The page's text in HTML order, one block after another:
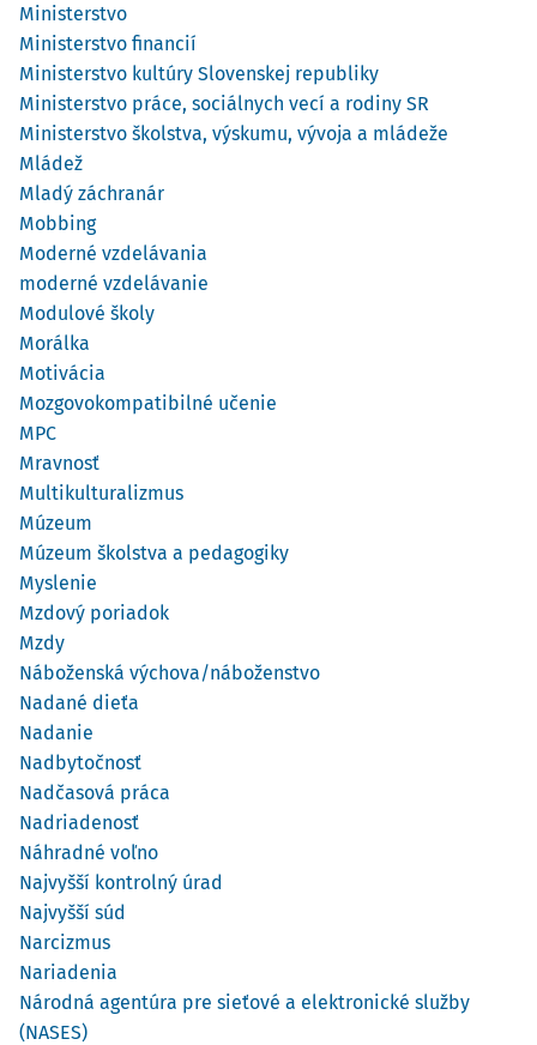
Ministerstvo
Ministerstvo financií
Ministerstvo kultúry Slovenskej republiky
Ministerstvo práce, sociálnych vecí a rodiny SR
Ministerstvo školstva, výskumu, vývoja a mládeže
Mládež
Mladý záchranár
Mobbing
Moderné vzdelávania
moderné vzdelávanie
Modulové školy
Morálka
Motivácia
Mozgovokompatibilné učenie
MPC
Mravnosť
Multikulturalizmus
Múzeum
Múzeum školstva a pedagogiky
Myslenie
Mzdový poriadok
Mzdy
Náboženská výchova/náboženstvo
Nadané dieťa
Nadanie
Nadbytočnosť
Nadčasová práca
Nadriadenosť
Náhradné voľno
Najvyšší kontrolný úrad
Najvyšší súd
Narcizmus
Nariadenia
Národná agentúra pre sieťové a elektronické služby
(NASES)